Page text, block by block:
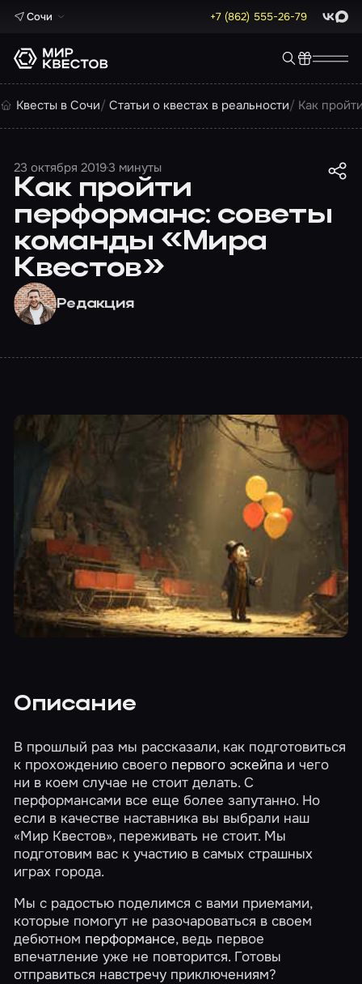
Сочи +7 (862) 555-26-79 Max
Квесты в Сочи Статьи о квестах в реальности Как
23 октября 20193 минуты
Как пройти
перформанс: советы
команды «Мира
Квестов»
Редакция
Описание
В прошлый раз мы рассказали, как подготовиться
к прохождению своего первого эскейпа и чего
ни в коем случае не стоит делать. С
перформансами все еще более запутанно. Но
если в качестве наставника вы выбрали наш
«Мир Квестов», переживать не стоит. Мы
подготовим вас к участию в самых страшных
играх города.
Мы с радостью поделимся с вами приемами,
которые помогут не разочароваться в своем
дебютном перформансе, ведь первое
впечатление уже не повторится. Готовы
отправиться навстречу приключениям?